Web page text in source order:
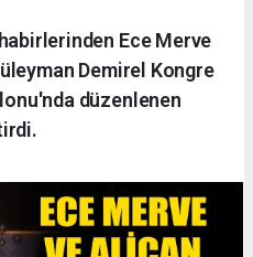
Ece Merve
Demirel Kongre
düzenlenen